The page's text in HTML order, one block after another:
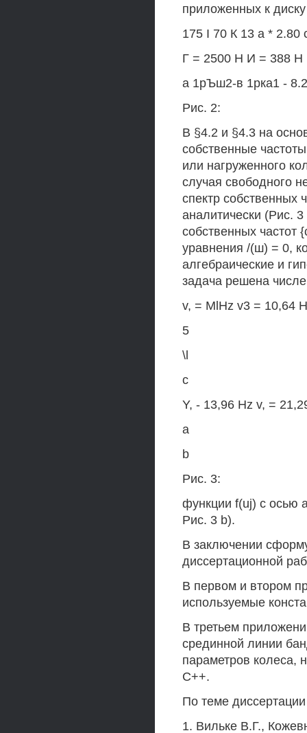
приложенных к
175 I 70 К 13 а * 2.80
Г = 2500 Н И = 388 Н
а 1рЪш2-в 1рка1 -
Рис. 2:
В §4.2 и §4.3 на
собственные
или нагруженного
случая свободного
спектр собственных
аналитически (Рис.
собственных частот
уравнения /(ш) = 0,
алгебраические и
задача решена
v, = MlHz v3 = 10,64
5
\l
с
Y, - 13,96 Hz v, =
a
b
Рис. 3:
функции f(uj) с осью
Рис. 3 b).
В заключении
диссертационной
В первом и втором
используемые
В третьем
срединной линии
параметров колеса,
С++.
По теме
1. Вильке В.Г.,